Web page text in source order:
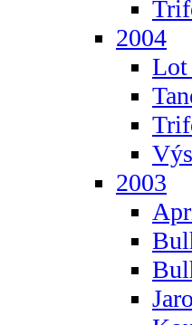
2004
Lot
2003